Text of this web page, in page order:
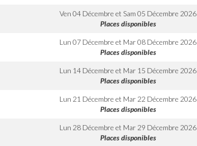
Ven 04 Décembre etSam 05 Décembre 2026
Places disponibles
Lun 07 Décembre et Mar 08 Décembre 2026
Places disponibles
Lun 14 Décembre et Mar 15 Décembre 2026
Places disponibles
Lun 21 Décembre et Mar 22 Décembre 2026
Places disponibles
Lun 28 Décembre et Mar 29 Décembre 2026
Places disponibles